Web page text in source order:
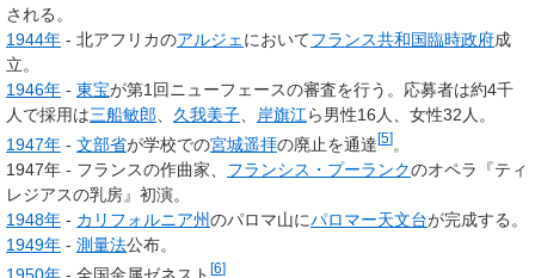
される。
1944年 - 北アフリカのアルジェ においてフランス共和国臨時政府成
立。
1946年 - 東宝が第1回ニューフェースの審査を行う。応募者は約4千
人で採用は三船敏郎 久我美子 岸旗江ら男性16人、女性32人。
1947年 - 文部省が学校での宮城遥拝の廃止を通達[5]。
1947年 - フランスの作曲家、 フランシス・プーランクのオペラ『ティ
レジアスの乳房』初演。
1948年 - カリフォルニア州のパロマ山にパロマー天文台が完成する。
1949年 - 測量法公布。
1950年 - 全国金属ゼネスト [6]